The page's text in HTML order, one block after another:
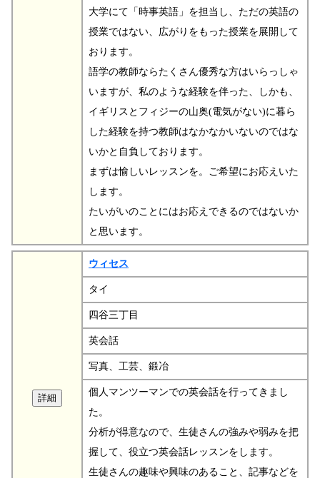
大学にて「時事英語」を担当し、ただの英語の
授業ではない、広がりをもった授業を展開して
おります。
語学の教師ならたくさん優秀な方はいらっしゃ
いますが、私のような経験を伴った、しかも、
イギリスとフィジーの山奥(電気がない)に暮ら
した経験を持つ教師はなかなかいないのではな
いかと自負しております。
まずは愉しいレッスンを。ご希望にお応えいた
します。
たいがいのことにはお応えできるのではないか
と思います。
ウィセス
タイ
四谷三丁目
英会話
写真、工芸、鍛冶
個人マンツーマンでの英会話を行ってきまし
た。
分析が得意なので、生徒さんの強みや弱みを把
握して、役立つ英会話レッスンをします。
生徒さんの趣味や興味のあること、記事などを